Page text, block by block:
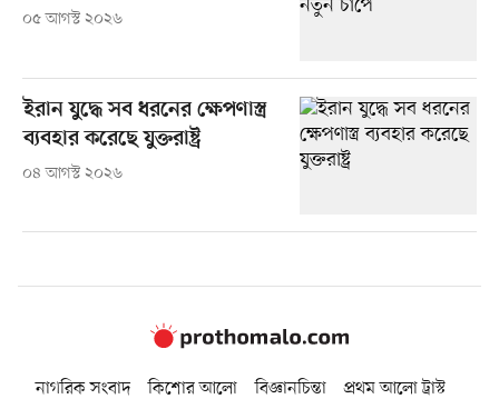
০৫ আগস্ট ২০২৬
ইরান যুদ্ধে সব ধরনের ক্ষেপণাস্ত্র
ব্যবহার করেছে যুক্তরাষ্ট্র
০৪ আগস্ট ২০২৬
নাগরিক সংবাদ কিশোর আলো বিজ্ঞানচিন্তা
প্রথম আলো ট্রাস্ট